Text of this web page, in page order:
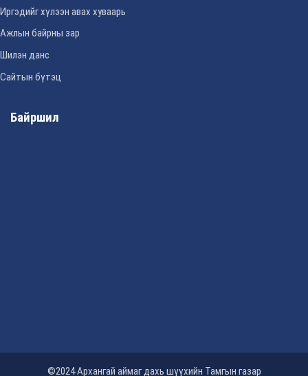
Иргэдийг хүлээн авах хуваарь
Ажлын байрны зар
Шилэн данс
Сайтын бүтэц
Байршил
©2024 Архангай аймаг дахь шүүхийн Тамгын газар